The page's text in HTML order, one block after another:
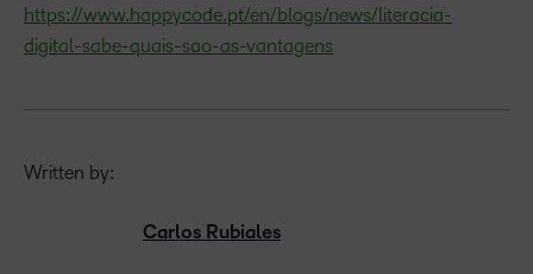
https://www.happycode.pt/en/blogs/news/literacia-
digital-sabe-quais-sao-as-vantagens
Written by:
Carlos Rubiales